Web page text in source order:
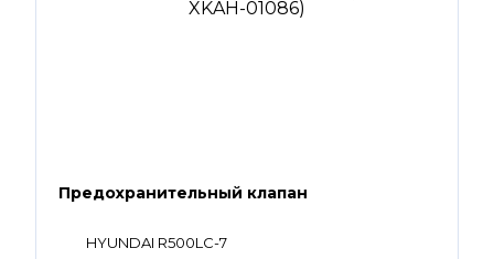
Предохранительный клапан
HYUNDAI R500LC-7